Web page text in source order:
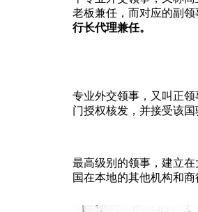
老板兼任，而对应的副
行长代理兼任。
专业外交领事，又叫正
门授权核发，并接受该
最高级别的领事，建立
国在本地的其他机构和商